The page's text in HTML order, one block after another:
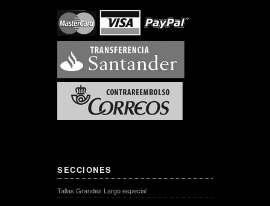
SECCIONES
Tallas Grandes Largo especial